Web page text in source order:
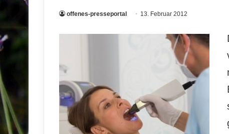
offenes-presseportal 13. Februar 2012